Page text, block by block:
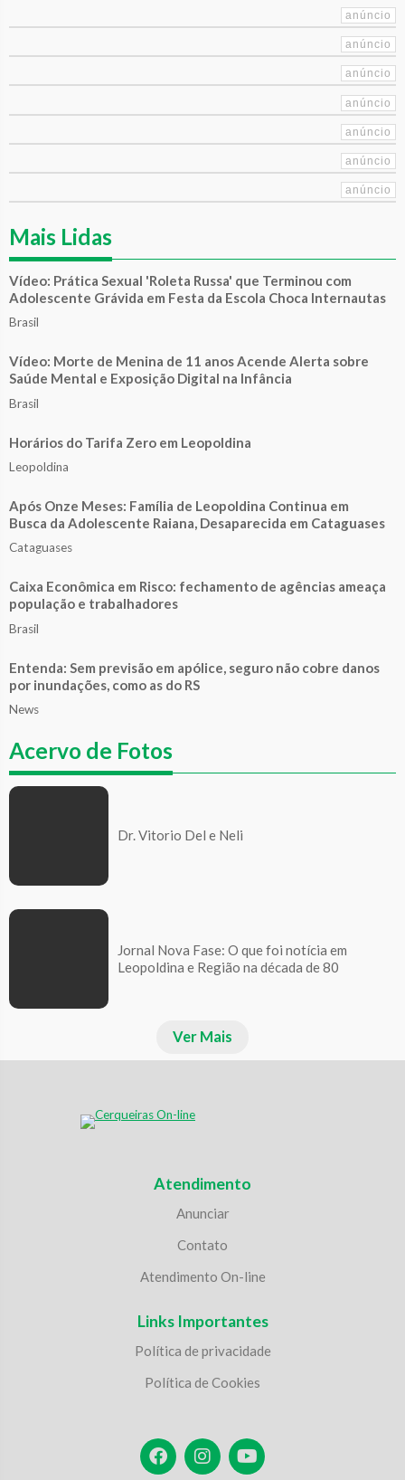
Mais Lidas
Vídeo: Prática Sexual 'Roleta Russa' que Terminou com
Adolescente Grávida em Festa da Escola Choca Internautas
Brasil
Vídeo: Morte de Menina de 11 anos Acende Alerta sobre
Saúde Mental e Exposição Digital na Infância
Brasil
Horários do Tarifa Zero em Leopoldina
Leopoldina
Após Onze Meses: Família de Leopoldina Continua em
Busca da Adolescente Raiana, Desaparecida em Cataguases
Cataguases
Caixa Econômica em Risco: fechamento de agências ameaça
população e trabalhadores
Brasil
Entenda: Sem previsão em apólice, seguro não cobre danos
por inundações, como as do RS
News
Acervo de Fotos
Dr. Vitorio Del e Neli
Jornal Nova Fase: O que foi notícia em
Leopoldina e Região na década de 80
Ver Mais
Atendimento
Anunciar
Contato
Atendimento On-line
Links Importantes
Política de privacidade
Política de Cookies